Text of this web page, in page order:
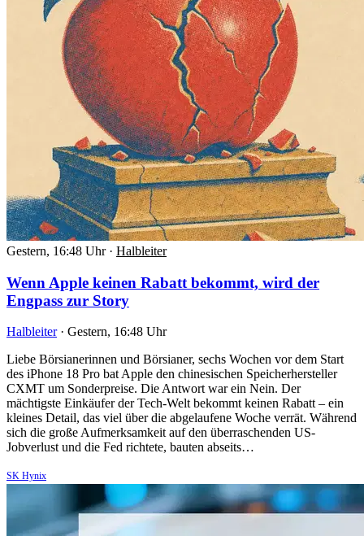
Gestern, 16:48 Uhr · Halbleiter
Wenn Apple keinen Rabatt bekommt, wird der
Engpass zur Story
Halbleiter · Gestern, 16:48 Uhr
Liebe Börsianerinnen und Börsianer, sechs Wochen vor dem Start
des iPhone 18 Pro bat Apple den chinesischen Speicherhersteller
CXMT um Sonderpreise. Die Antwort war ein Nein. Der
mächtigste Einkäufer der Tech-Welt bekommt keinen Rabatt – ein
kleines Detail, das viel über die abgelaufene Woche verrät. Während
sich die große Aufmerksamkeit auf den überraschenden US-
Jobverlust und die Fed richtete, bauten abseits…
SK Hynix